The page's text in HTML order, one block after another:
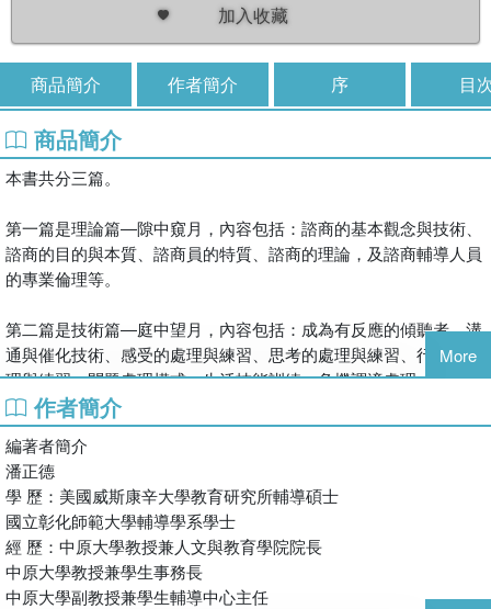
加入收藏
商品簡介 作者簡介 序 目
商品簡介
本書共分三篇。
第一篇是理論篇―隙中窺月，內容包括：諮商的基本觀念與技術、
諮商的目的與本質、諮商員的特質、諮商的理論，及諮商輔導人員
的專業倫理等。
第二篇是技術篇―庭中望月，內容包括：成為有反應的傾聽者、溝
通與催化技術、感受的處理與練習、思考的處理與練習、行動的處
理與練習、問題處理模式、生活技能訓練、危機調適處理，及專業
技術的成長與發展等。
第三篇實務篇―台上玩月，內容包括：抗拒的認識與處理、心理防
衛的認識與處理、曖昧訊息的認識與處理，及年長者的心理與輔導
等。從內容來看，本書具備結合傳統與現代諮商理論，反映時代與
未來之需要，淬鍊理論與經驗之特色，是研習輔導諮商不可或缺的
工具書之一，值得深入瀏覽，細心閱讀，反思自得。
More
作者簡介
編著者簡介
潘正德
學 歷：美國威斯康辛大學教育研究所輔導碩士
國立彰化師範大學輔導學系學士
經 歷：中原大學教授兼人文與教育學院院長
中原大學教授兼學生事務長
中原大學副教授兼學生輔導中心主任